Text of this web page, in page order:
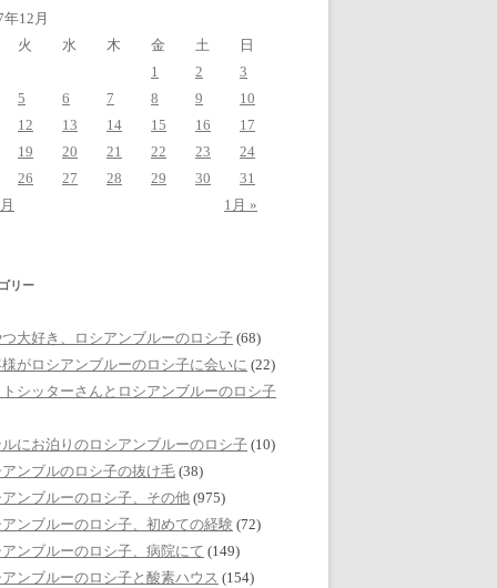
年12月
火
水 木 金 土
日
1
2
3
5
6 7 8 9
10
12
13 14 15 16
17
19
20 21 22 23
24
26
27 28 29 30
31
1月 »
リー
大好き、ロシアンブルーのロシ子 (68)
がロシアンブルーのロシ子に会いに (22)
シッターさんとロシアンブルーのロシ子
にお泊りのロシアンブルーのロシ子 (10)
ンブルのロシ子の抜け毛 (38)
ンブルーのロシ子、その他 (975)
ンブルーのロシ子、初めての経験 (72)
ンブルーのロシ子、病院にて (149)
ンブルーのロシ子と酸素ハウス (154)